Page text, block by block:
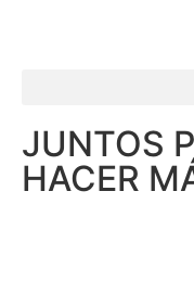
JUNTOS
HACER